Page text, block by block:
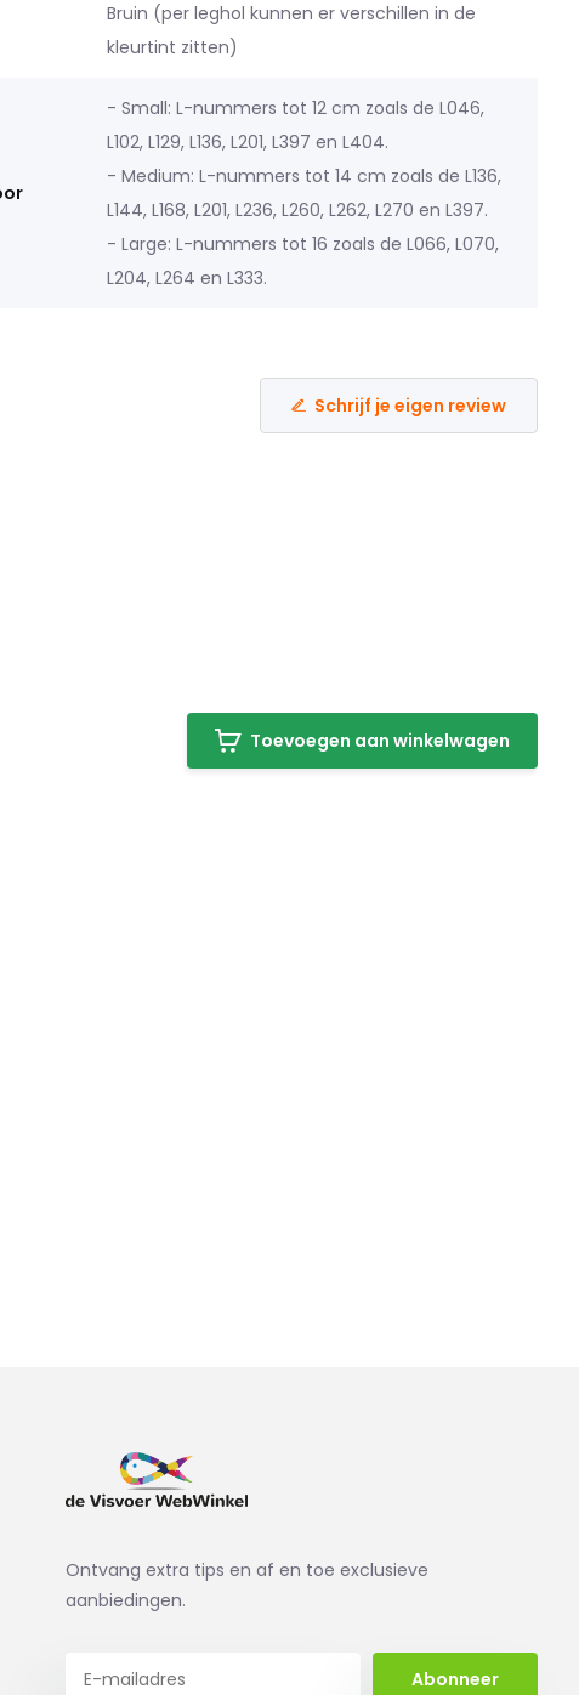
Bruin (per leghol kunnen er verschillen in de
kleurtint zitten)
- Small: L-nummers tot 12 cm zoals de L046,
L102, L129, L136, L201, L397 en L404.
- Medium: L-nummers tot 14 cm zoals de L136,
L144, L168, L201, L236, L260, L262, L270 en L397.
- Large: L-nummers tot 16 zoals de L066, L070,
L204, L264 en L333.
Schrijf je eigen review
Toevoegen aan winkelwagen
Ontvang extra tips en af en toe exclusieve
aanbiedingen.
Abonneer